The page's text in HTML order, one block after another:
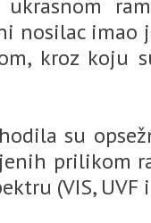
ukrasnom
nosilac
kroz koju
su
prilikom
(VIS, UVF